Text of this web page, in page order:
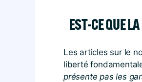
EST-CE QUE
Les articles sur le
liberté
présente pas les